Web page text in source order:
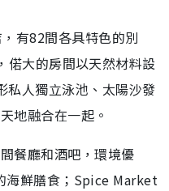
有82間各具特色的別
大的房間以天然材料設
私人獨立泳池、太陽沙發
地融合在一起。
餐廳和酒吧，環境優
海鮮膳食；Spice Market